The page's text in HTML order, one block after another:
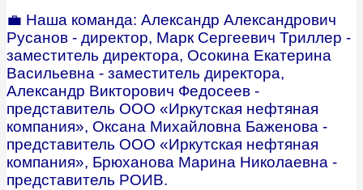
💼 Наша команда: Александр Александрович
Русанов - директор, Марк Сергеевич Триллер -
заместитель директора, Осокина Екатерина
Васильевна - заместитель директора,
Александр Викторович Федосеев -
представитель ООО «Иркутская нефтяная
компания», Оксана Михайловна Баженова -
представитель ООО «Иркутская нефтяная
компания», Брюханова Марина Николаевна -
представитель РОИВ.